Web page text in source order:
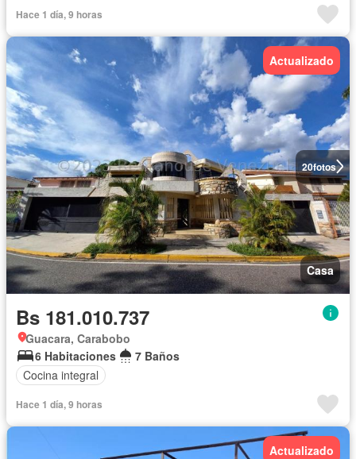
Hace 1 día, 9 horas
20fotos
Actualizado
Casa
Bs 181.010.737
Guacara, Carabobo
6 Habitaciones
7 Baños
Cocina integral
Hace 1 día, 9 horas
Actualizado